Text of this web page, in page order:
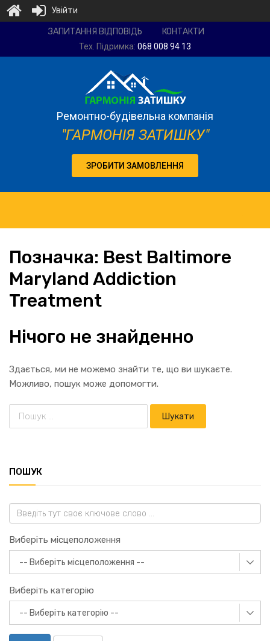
компанія
ЗАПИТАННЯ ВІДПОВІДЬ КОНТАКТИ
Тех. Підримка: 068 008 94 13
Ремонтно-будівельна компанія
"ГАРМОНІЯ ЗАТИШКУ"
ЗРОБИТИ ЗАМОВЛЕННЯ
Позначка: Best Baltimore
Maryland Addiction
Treatment
Нічого не знайденно
Здається, ми не можемо знайти те, що ви шукаєте.
Можливо, пошук може допомогти.
ПОШУК
Виберіть місцеположення
Виберіть категорію
Увійти